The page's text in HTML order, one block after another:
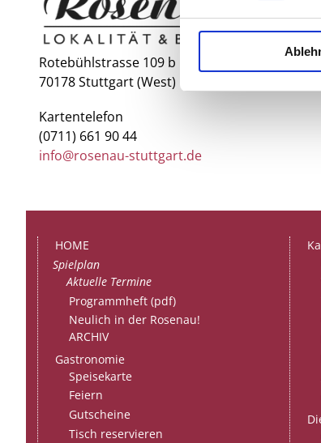
Rotebühlstrasse 109 b
70178 Stuttgart (West)
Kartentelefon
(0711) 661 90 44
info@rosenau-stuttgart.de
HOME
Spielplan
Aktuelle Termine
Programmheft (pdf)
Neulich in der Rosenau!
ARCHIV
Gastronomie
Speisekarte
Feiern
Gutscheine
Tisch reservieren